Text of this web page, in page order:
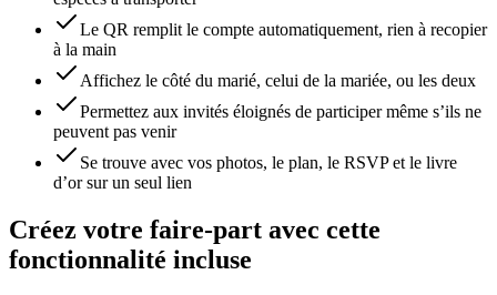
Le QR remplit le compte automatiquement, rien à recopier
à la main
Affichez le côté du marié, celui de la mariée, ou les deux
Permettez aux invités éloignés de participer même s’ils ne
peuvent pas venir
Se trouve avec vos photos, le plan, le RSVP et le livre
d’or sur un seul lien
Créez votre faire-part avec cette
fonctionnalité incluse